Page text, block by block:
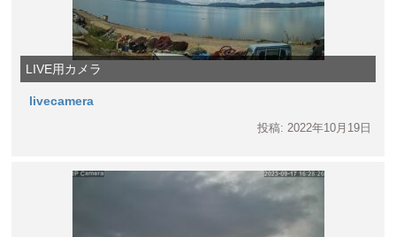
LIVE用カメラ
livecamera
投稿: 2022年10月19日